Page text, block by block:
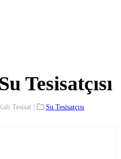
Tesisatçısı
Tesisat | Su Tesisatçısı